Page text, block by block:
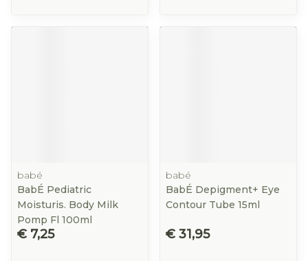
babé
BabÉ Pediatric
Moisturis. Body Milk
Pomp Fl 100ml
€ 7,25
babé
BabÉ Depigment+ Eye
Contour Tube 15ml
€ 31,95